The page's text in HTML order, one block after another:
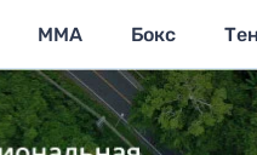
MMA Бокс